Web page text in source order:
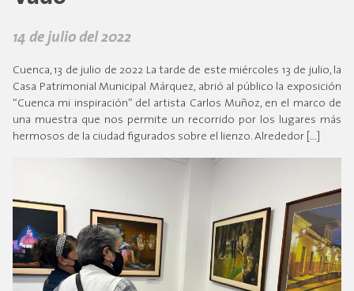
14 de julio del 2022
Cuenca, 13 de julio de 2022 La tarde de este miércoles 13 de julio, la
Casa Patrimonial Municipal Márquez, abrió al público la exposición
“Cuenca mi inspiración” del artista Carlos Muñoz, en el marco de
una muestra que nos permite un recorrido por los lugares más
hermosos de la ciudad figurados sobre el lienzo. Alrededor […]